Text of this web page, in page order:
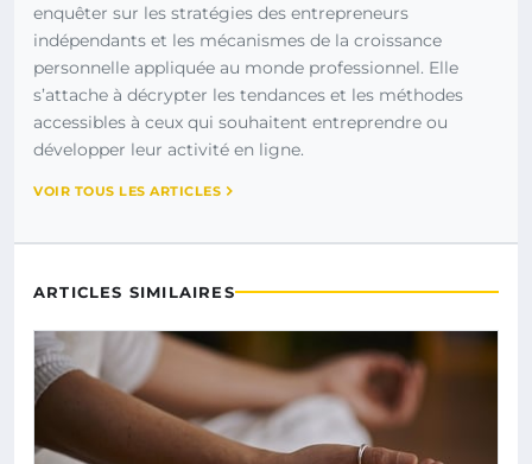
enquêter sur les stratégies des entrepreneurs
indépendants et les mécanismes de la croissance
personnelle appliquée au monde professionnel. Elle
s’attache à décrypter les tendances et les méthodes
accessibles à ceux qui souhaitent entreprendre ou
développer leur activité en ligne.
VOIR TOUS LES ARTICLES
ARTICLES SIMILAIRES